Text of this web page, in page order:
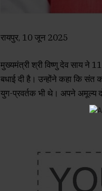
रायपुर, 10 जून 2025
मुख्यमंत्री श्री विष्णु देव साय ने
बधाई दी है। उन्होंने कहा कि
युग-प्रवर्तक भी थे। अपने अमूल्य